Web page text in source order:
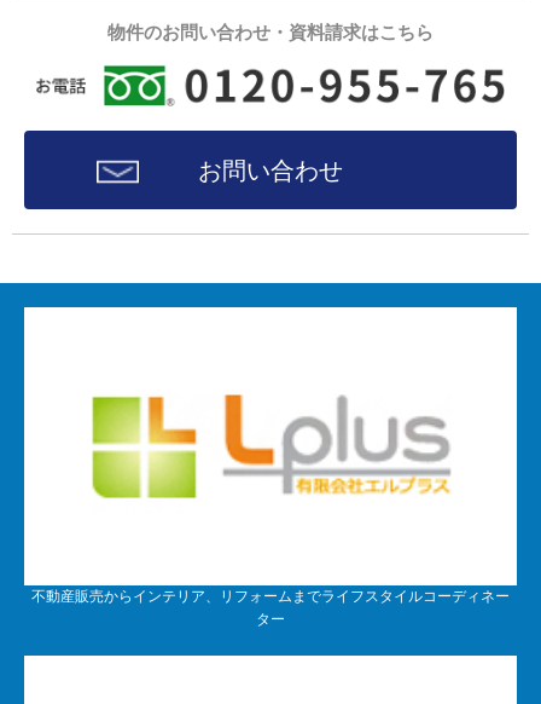
物件のお問い合わせ・資料請求はこちら
お問い合わせ
不動産販売からインテリア、リフォームまでライフスタイルコーディネー
ター